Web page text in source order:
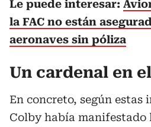
Le puede interesar:
la FAC no están
aeronaves sin póliza
Un cardenal en
En concreto, según estas
Colby había